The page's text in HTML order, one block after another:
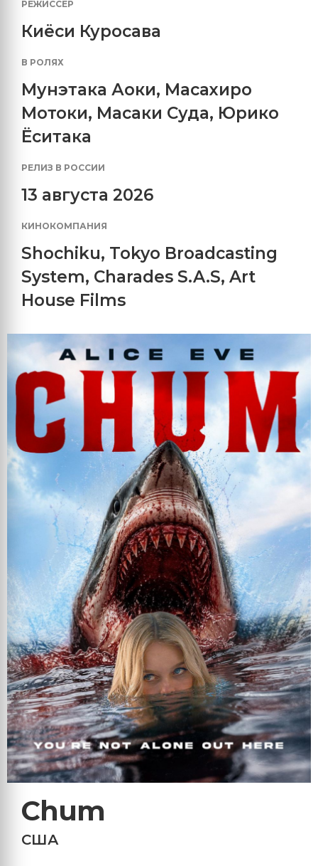
РЕЖИССЕР
Киёси Куросава
В РОЛЯХ
Мунэтака Аоки, Масахиро
Мотоки, Масаки Суда, Юрико
Ёситака
РЕЛИЗ В РОССИИ
13 августа 2026
КИНОКОМПАНИЯ
Shochiku, Tokyo Broadcasting
System, Charades S.A.S, Art
House Films
Chum
США